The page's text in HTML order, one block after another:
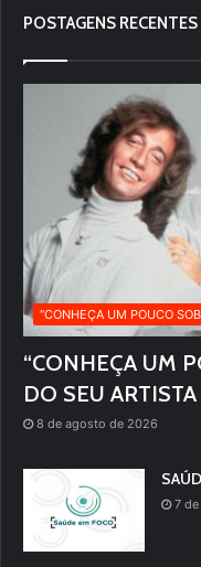
POSTAGENS RECENTES
“CONHEÇA UM POUCO
“CONHEÇA UM
DO SEU
8 de agosto de 2026
7